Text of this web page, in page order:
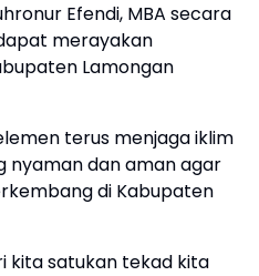
Efendi, MBA secara
merayakan
Lamongan
terus menjaga iklim
nyaman dan aman agar
di Kabupaten
kita satukan tekad kita